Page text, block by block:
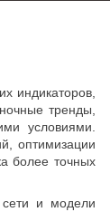
индикаторов,
тренды,
условиями.
оптимизации
более точных
и модели